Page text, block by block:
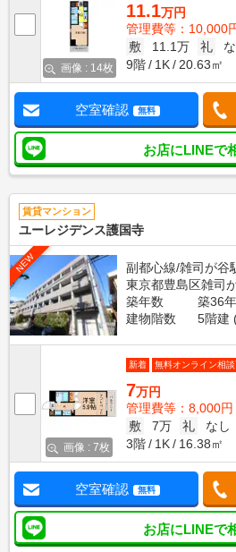
画像 : 14枚
11.1万円
管理費等：10,000
敷
11.1万 礼
9階
1K 20.63㎡
空室確認 無料
お店にLINEで
賃貸マンション
ユーレジデンス護国寺
NEW
副都心線/雑司が谷
東京都豊島区雑司
築年数
築36年
建物階数
5階建
画像 : 7枚
新着 無料オンライン相
7万円
管理費等：8,000円
敷
7万 礼
なし
3階
1K 16.38㎡
空室確認 無料
お店にLINEで